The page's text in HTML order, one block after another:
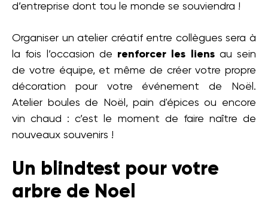
d’entreprise dont tou le monde se souviendra !
Organiser un atelier créatif entre collègues sera à
la fois l’occasion de renforcer les liensau sein
de votre équipe, et même de créer votre propre
décoration pour votre événement de Noël.
Atelier boules de Noël, pain d'épices ou encore
vin chaud : c’est le moment de faire naître de
nouveaux souvenirs !
Un blindtest pour votre
arbre de Noel